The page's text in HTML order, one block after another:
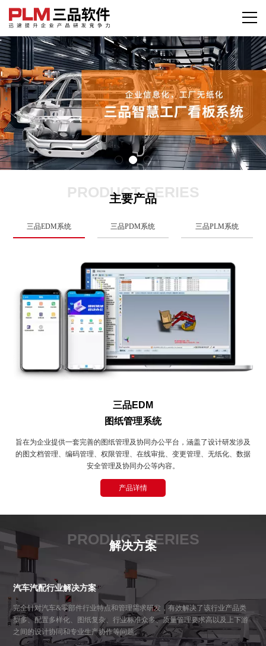
PRODUCT SERIES
主要产品
三品EDM系统 三品PDM系统 三品PLM系统
三品EDM
图纸管理系统
旨在为企业提供一套完善的图纸管理及协同办公平台，涵盖了设计研发涉及
的图文档管理、编码管理、权限管理、在线审批、变更管理、无纸化、数据
安全管理及协同办公等内容。
产品详情
PRODUCT SERIES
解决方案
汽车汽配行业解决方案
完全针对汽车&零部件行业特点和管理需求研发，有效解决了该行业产品类
型多、配置多样化、图纸复杂、行业标准众多、质量管理要求高以及上下游
之间的设计协同和专业生产协作等问题。